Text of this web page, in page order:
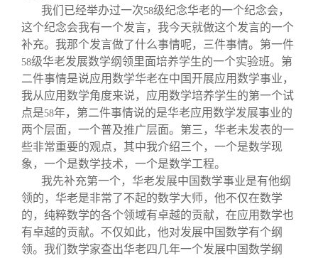
信息化服务
三创大赛
实用信息
总会简介
会长致辞
总会章程
理事会名单
制度法规
联系我们
关闭
我们已经举办过一次58级纪念华老的一个纪念会，
这个纪念会我有一个发言，我今天就做这个发言的一个
补充。我那个发言做了什么事情呢，三件事情。第一件
58级华老发展数学纲领里面培养学生的一个实验班。第
二件事情是说应用数学华老在中国开展应用数学事业，
我从应用数学角度来说，应用数学培养学生的第一个试
点是58年，第二件事情说的是华老应用数学发展事业的
两个层面，一个普及推广层面。第三，华老未发表的一
些非常重要的观点，其中我介绍三个，一个是数学现
象，一个是数学技术，一个是数学工程。
我先补充第一个，华老发展中国数学事业是有他纲
领的，华老是非常了不起的数学大师，他不仅在数学
的，纯粹数学的各个领域有卓越的贡献，在应用数学也
有卓越的贡献。不仅如此，他对发展中国数学有个纲
领。我们数学家查出华老四几年一个发展中国数学纲